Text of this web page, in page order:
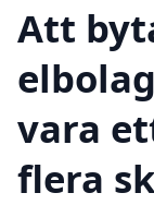
Att
vara
flera